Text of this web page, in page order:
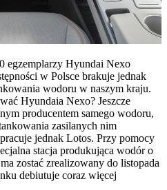
egzemplarzy Hyundai Nexo
w Polsce brakuje jednak
wodoru w naszym kraju.
Hyundaia Nexo? Jeszcze
producentem samego wodoru,
zasilanych nim
jednak Lotos. Przy pomocy
stacja produkująca wodór o
zostać zrealizowany do listopada
debiutuje coraz więcej